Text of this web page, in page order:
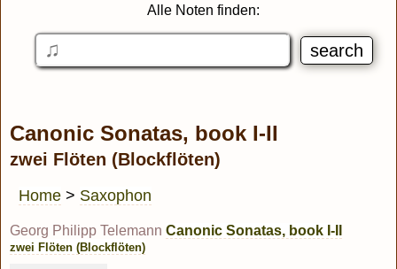
Alle Noten finden:
Canonic Sonatas, book I-II
zwei Flöten (Blockflöten)
Home > Saxophon
Georg Philipp Telemann Canonic Sonatas, book I-II
zwei Flöten (Blockflöten)